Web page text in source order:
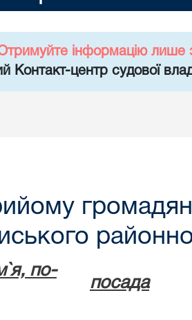
інформацію лише
Контакт-центр судової
по-
посада